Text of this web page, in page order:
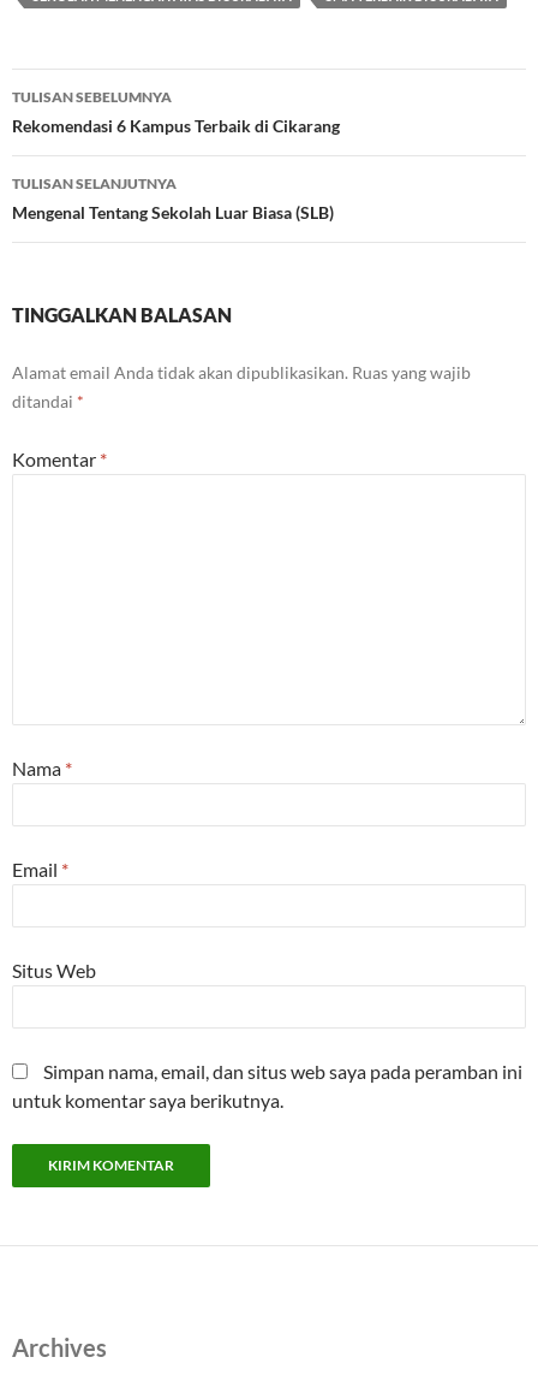
Navigasi
Tulisan
TULISAN SEBELUMNYA
Rekomendasi 6 Kampus Terbaik di Cikarang
TULISAN SELANJUTNYA
Mengenal Tentang Sekolah Luar Biasa (SLB)
TINGGALKAN BALASAN
Alamat email Anda tidak akan dipublikasikan. Ruas yang wajib
ditandai *
Komentar *
Nama *
Email *
Situs Web
Simpan nama, email, dan situs web saya pada peramban ini
untuk komentar saya berikutnya.
Archives